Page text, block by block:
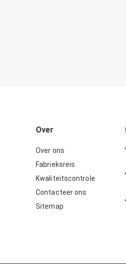
Over
Over ons
Fabrieksreis
Kwaliteitscontrole
Contacteer ons
Sitemap